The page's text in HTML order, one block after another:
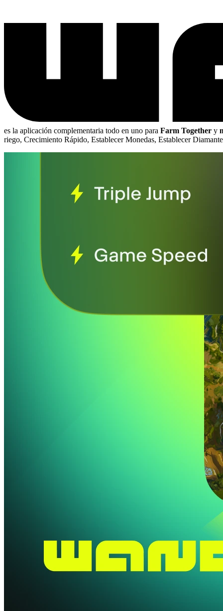
es la aplicación complementaria todo en uno para Farm Together y
riego, Crecimiento Rápido, Establecer Monedas, Establecer